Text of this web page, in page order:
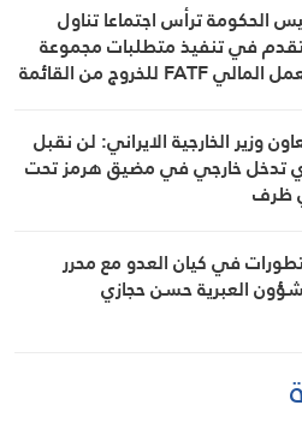
الحكومة ترأس اجتماعا تناول
في تنفيذ متطلبات مجموعة
العمل المالي FATF للخروج من القائمة
وزير الخارجية الايراني: لن نقبل
تدخل خارجي في مضيق هرمز تحت
ظرف
في كيان العدو مع محرر
العبرية حسن حجازي